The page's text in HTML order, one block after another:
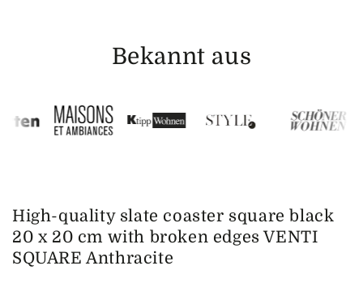
Bekannt aus
High-quality slate coaster square black
20 x 20 cm with broken edges VENTI
SQUARE Anthracite